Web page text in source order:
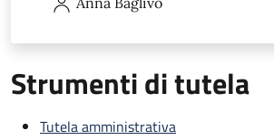
Strumenti di tutela
Tutela amministrativa